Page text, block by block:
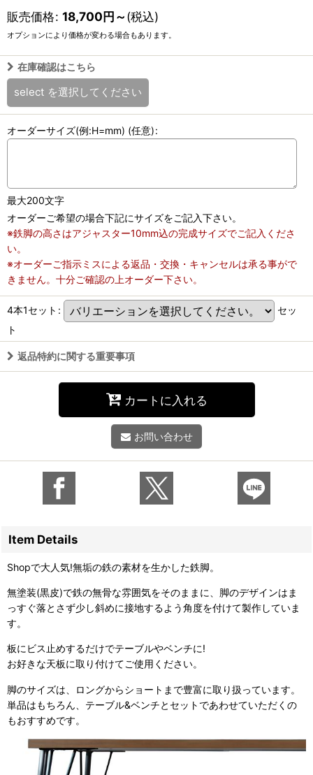
販売価格: 18,700円～(税込)
オプションにより価格が変わる場合もあります。
在庫確認はこちら
select を選択してください
オーダーサイズ(例:H=mm) (任意):
最大200文字
オーダーご希望の場合下記にサイズをご記入下さい。
※鉄脚の高さはアジャスター10mm込の完成サイズでご記入くださ
い。
※オーダーご指示ミスによる返品・交換・キャンセルは承る事がで
きません。十分ご確認の上オーダー下さい。
4本1セット :
セッ
ト
返品特約に関する重要事項
カートに入れる
お問い合わせ
Item Details
Shopで大人気!無垢の鉄の素材を生かした鉄脚。
無塗装(黒皮)で鉄の無骨な雰囲気をそのままに、脚のデザインはま
っすぐ落とさず少し斜めに接地するよう角度を付けて製作していま
す。
板にビス止めするだけでテーブルやベンチに!
お好きな天板に取り付けてご使用ください。
脚のサイズは、ロングからショートまで豊富に取り扱っています。
単品はもちろん、テーブル&ベンチとセットであわせていただくの
もおすすめです。